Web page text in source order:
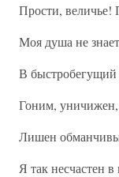
Прости,
Моя душа не
В
Гоним, уничижен,
Лишен
Я так несчастен